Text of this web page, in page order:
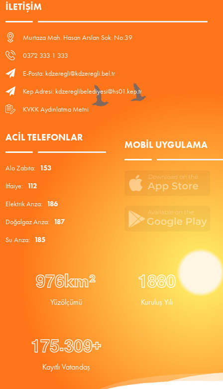
İLETIŞIM
Murtaza Mah. Hasan Arslan Sok. No:39
0372 333 1 333
E-Posta: kdzeregli@kdzeregli.bel.tr
Kep Adresi: kdzereglibelediyesi@hs01.kep.tr
KVKK Aydınlatma Metni
ACIL TELEFONLAR
Alo Zabıta: 153
İtfaiye: 112
Elektrik Arıza: 186
Doğalgaz Arıza: 187
Su Arıza: 185
MOBIL UYGULAMA
976km²
Yüzölçümü
1880
Kuruluş Yılı
175.309+
Kayıtlı Vatandaş